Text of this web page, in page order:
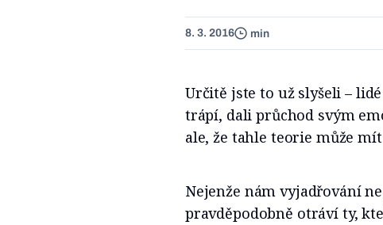
8. 3. 2016 min
Určitě jste to už slyšeli –
trápí, dali průchod svým
ale, že tahle teorie může
Nejenže nám vyjadřování
pravděpodobně otráví ty,